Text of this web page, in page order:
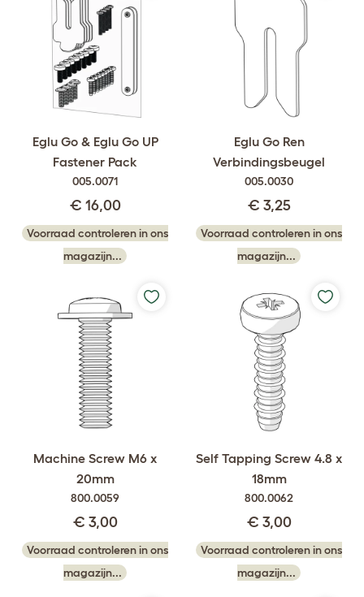
Eglu Go & Eglu Go UP
Fastener Pack
005.0071
€ 16,00
Voorraad controleren in ons
magazijn...
Eglu Go Ren
Verbindingsbeugel
005.0030
€ 3,25
Voorraad controleren in ons
magazijn...
Machine Screw M6 x
20mm
800.0059
€ 3,00
Voorraad controleren in ons
magazijn...
Self Tapping Screw 4.8 x
18mm
800.0062
€ 3,00
Voorraad controleren in ons
magazijn...